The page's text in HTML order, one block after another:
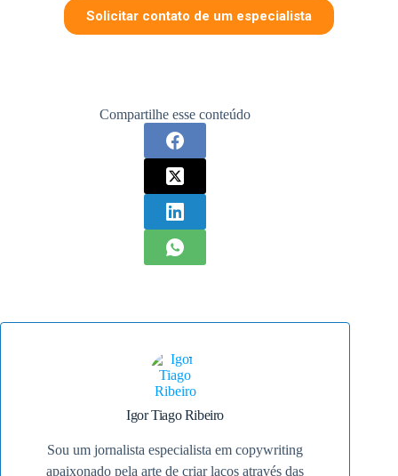
Compartilhe esse conteúdo
Igor Tiago Ribeiro
Sou um jornalista especialista em copywriting
apaixonado pela arte de criar laços através das